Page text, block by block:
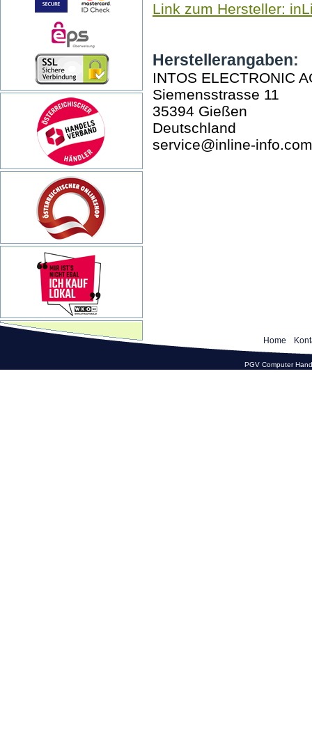
Link zum Hersteller:
Herstellerangaben:
INTOS ELECTRONIC
Siemensstrasse 11
35394 Gießen
Deutschland
service@inline-info.com
Home
PGV Computer